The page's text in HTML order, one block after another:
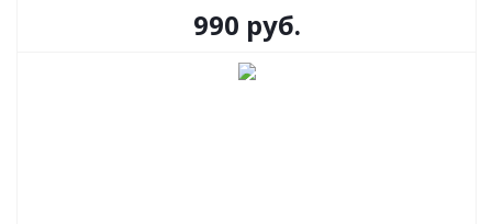
990 руб.